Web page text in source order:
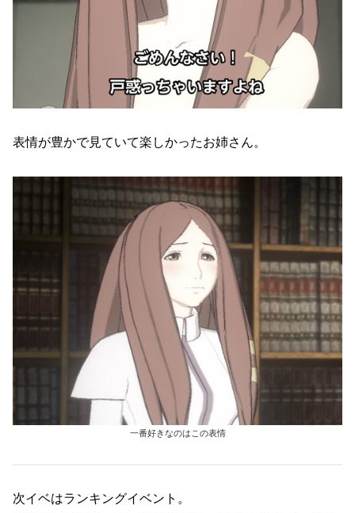
表情が豊かで見ていて楽しかったお姉さん。
一番好きなのはこの表情
次イベはランキングイベント。